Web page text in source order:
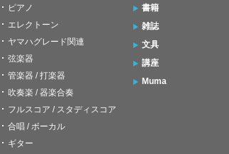
ピアノ
エレクトーン
ヤマハグレード関連
弦楽器
管楽器 / 打楽器
吹奏楽 / 器楽合奏
フルスコア / スタディスコア
合唱 / ボーカル
ギター
書籍
雑誌
文具
講座
Muma